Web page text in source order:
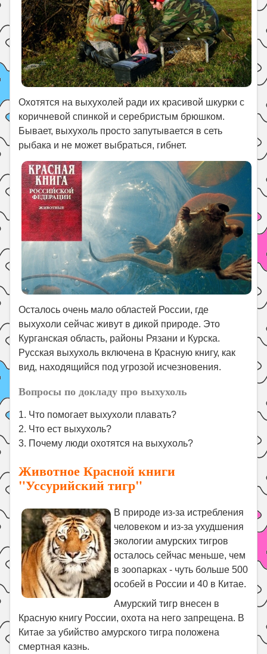
Охотятся на выхухолей ради их красивой шкурки с
коричневой спинкой и серебристым брюшком.
Бывает, выхухоль просто запутывается в сеть
рыбака и не может выбраться, гибнет.
Осталось очень мало областей России, где
выхухоли сейчас живут в дикой природе. Это
Курганская область, районы Рязани и Курска.
Русская выхухоль включена в Красную книгу, как
вид, находящийся под угрозой исчезновения.
Вопросы по докладу про выхухоль
1. Что помогает выхухоли плавать?
2. Что ест выхухоль?
3. Почему люди охотятся на выхухоль?
Животное Красной книги
"Уссурийский тигр"
В природе из-за истребления
человеком и из-за ухудшения
экологии амурских тигров
осталось сейчас меньше, чем
в зоопарках - чуть больше 500
особей в России и 40 в Китае.
Амурский тигр внесен в
Красную книгу России, охота на него запрещена. В
Китае за убийство амурского тигра положена
смертная казнь.